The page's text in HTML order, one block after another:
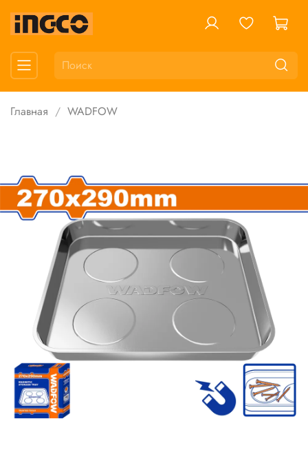
Главная WADFOW